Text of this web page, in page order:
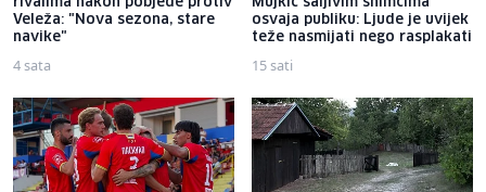
Veleža: "Nova sezona, stare
navike"
4 sata
osvaja publiku: Ljude je uvijek
teže nasmijati nego rasplakati
15 sati